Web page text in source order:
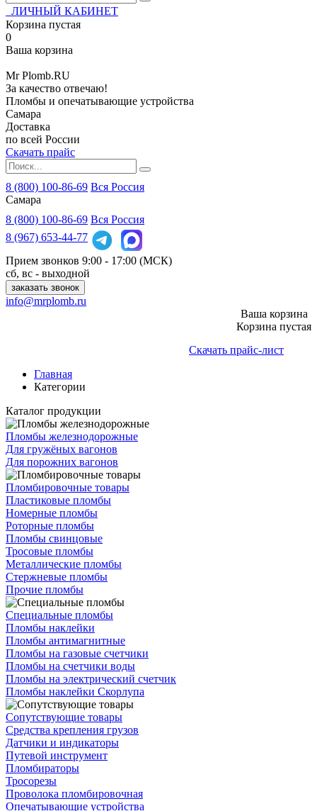
ЛИЧНЫЙ КАБИНЕТ
Корзина пустая
0
Ваша корзина
MrPlomb.RU
За качество отвечаю!
Пломбы и опечатывающие устройства
Самара
Доставка
по всей России
Скачать прайс
8 (800) 100-86-69 Вся Россия
Самара
8 (800) 100-86-69 Вся Россия
8 (967) 653-44-77
Прием звонков 9:00 - 17:00 (МСК)
сб, вс - выходной
заказать звонок
info@mrplomb.ru
Ваша корзина
Корзина пустая
Скачать прайс-лист
Главная
Категории
Каталог продукции
Пломбы железнодорожные
Для гружёных вагонов
Для порожних вагонов
Пломбировочные товары
Пластиковые пломбы
Номерные пломбы
Роторные пломбы
Пломбы свинцовые
Тросовые пломбы
Металлические пломбы
Стержневые пломбы
Прочие пломбы
Специальные пломбы
Пломбы наклейки
Пломбы антимагнитные
Пломбы на газовые счетчики
Пломбы на счетчики воды
Пломбы на электрический счетчик
Пломбы наклейки Скорлупа
Сопутствующие товары
Средства крепления грузов
Датчики и индикаторы
Путевой инструмент
Пломбираторы
Тросорезы
Проволока пломбировочная
Опечатывающие устройства